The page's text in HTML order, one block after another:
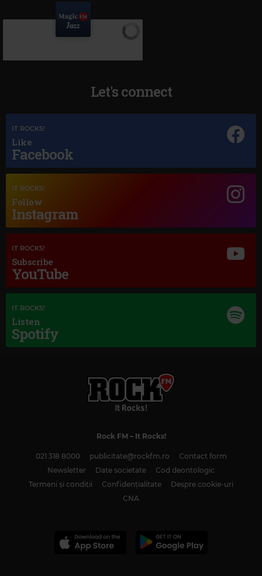
Magic Jazz
UNION OF SOUND
Magic Classic Music
Let's connect
IT ROCKS!
Like
Facebook
IT ROCKS!
Follow
Instagram
IT ROCKS!
Subscribe
YouTube
IT ROCKS!
Listen
Spotify
Rock FM– It Rocks!
021 318 8000 publicitate@rockfm.ro
Contact form
Newsletter
Date societate
Cod deontologic
Termeni și condiții
Confidențialitate
Despre cookie-uri
CNA